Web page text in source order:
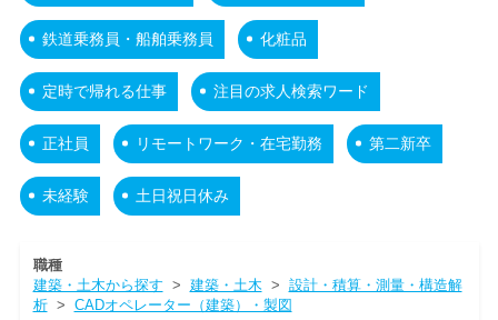
鉄道乗務員・船舶乗務員 化粧品
定時で帰れる仕事 注目の求人検索ワード
正社員 リモートワーク・在宅勤務 第二新卒
未経験 土日祝日休み
職種
建築・土木から探す > 建築・土木 > 設計・積算・測量・構造解
析> CADオペレーター（建築）・製図